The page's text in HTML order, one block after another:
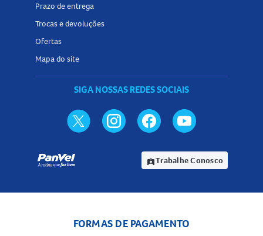
Prazo de entrega
Trocas e devoluções
Ofertas
Mapa do site
SIGA NOSSAS REDES SOCIAIS
assignment_indTrabalhe Conosco
FORMAS DE PAGAMENTO